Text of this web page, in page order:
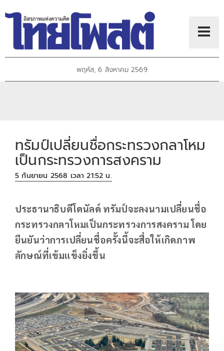
พฤหัส, 6 สิงหาคม 2569
ทรัมป์เปลี่ยนชื่อกระทรวงกลาโหม
เป็นกระทรวงการสงคราม
5 กันยายน 2568 เวลา 21:52 น.
ประธานาธิบดีโดนัลด์ ทรัมป์จะลงนามเปลี่ยนชื่อ
กระทรวงกลาโหมเป็นกระทรวงการสงคราม โดย
ยืนยันว่าการเปลี่ยนชื่อครั้งนี้จะสื่อให้เกิดภาพ
ลักษณ์ที่เข้มแข็งยิ่งขึ้น